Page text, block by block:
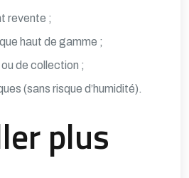
revente ;
haut de gamme ;
de collection ;
(sans risque d’humidité).
plus